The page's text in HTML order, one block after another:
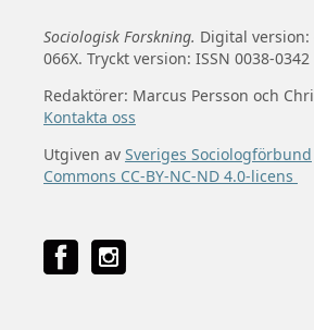
Sociologisk Forskning. Digital version:
066X. Tryckt version: ISSN 0038-0342
Redaktörer: Marcus Persson och
Kontakta oss
Utgiven av Sveriges Sociologförbund
Commons CC-BY-NC-ND 4.0-licens